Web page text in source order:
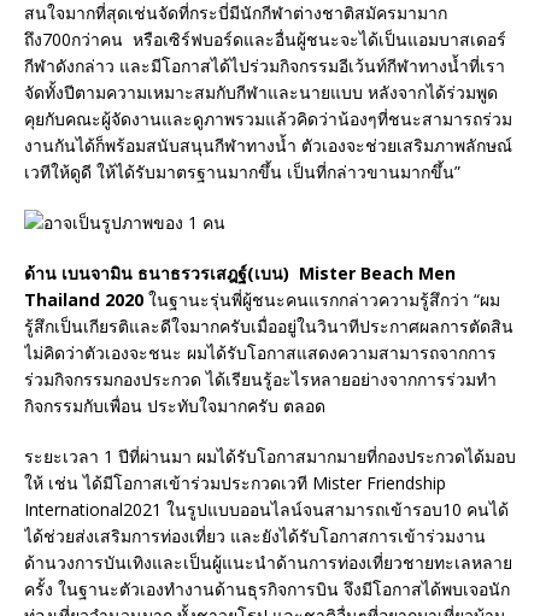
สนใจมากที่สุดเช่นจัดที่กระบี่มีนักกีฬาต่างชาติสมัครมามาก
ถึง700กว่าคน หรือเซิร์ฟบอร์ดและอื่นผู้ชนะจะได้เป็นแอมบาสเดอร์
กีฬาดังกล่าว และมีโอกาสได้ไปร่วมกิจกรรมอีเว้นท์กีฬาทางน้ำที่เรา
จัดทั้งปีตามความเหมาะสมกับกีฬาและนายแบบ หลังจากได้ร่วมพูด
คุยกับคณะผู้จัดงานและดูภาพรวมแล้วคิดว่าน้องๆที่ชนะสามารถร่วม
งานกันได้ก็พร้อมสนับสนุนกีฬาทางน้ำ ตัวเองจะช่วยเสริมภาพลักษณ์
เวทีให้ดูดี ให้ได้รับมาตรฐานมากขึ้น เป็นที่กล่าวขานมากขึ้น”
ด้าน เบนจามิน ธนาธรวรเสฎฐ์(เบน) Mister Beach Men
Thailand 2020 ในฐานะรุ่นพี่ผู้ชนะคนแรกกล่าวความรู้สึกว่า “ผม
รู้สึกเป็นเกียรติและดีใจมากครับเมื่ออยู่ในวินาทีประกาศผลการตัดสิน
ไม่คิดว่าตัวเองจะชนะ ผมได้รับโอกาสแสดงความสามารถจากการ
ร่วมกิจกรรมกองประกวด ได้เรียนรู้อะไรหลายอย่างจากการร่วมทำ
กิจกรรมกับเพื่อน ประทับใจมากครับ ตลอด
ระยะเวลา 1 ปีที่ผ่านมา ผมได้รับโอกาสมากมายที่กองประกวดได้มอบ
ให้ เช่น ได้มีโอกาสเข้าร่วมประกวดเวที Mister Friendship
International2021 ในรูปแบบออนไลน์จนสามารถเข้ารอบ10 คนได้
ได้ช่วยส่งเสริมการท่องเที่ยว และยังได้รับโอกาสการเข้าร่วมงาน
ด้านวงการบันเทิงและเป็นผู้แนะนำด้านการท่องเที่ยวชายทะเลหลาย
ครั้ง ในฐานะตัวเองทำงานด้านธุรกิจการบิน จึงมีโอกาสได้พบเจอนัก